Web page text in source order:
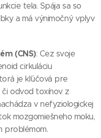
tela. Spája sa so
a má výnimočný vplyv
(CNS): Cez svoje
cirkuláciu
je kľúčová pre
či odvod toxínov z
v nefyziologickej
mozgomiešneho moku,
problémom.